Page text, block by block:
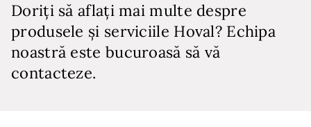
Doriți să aflați mai multe despre
produsele și serviciile Hoval? Echipa
noastră este bucuroasă să vă
contacteze.